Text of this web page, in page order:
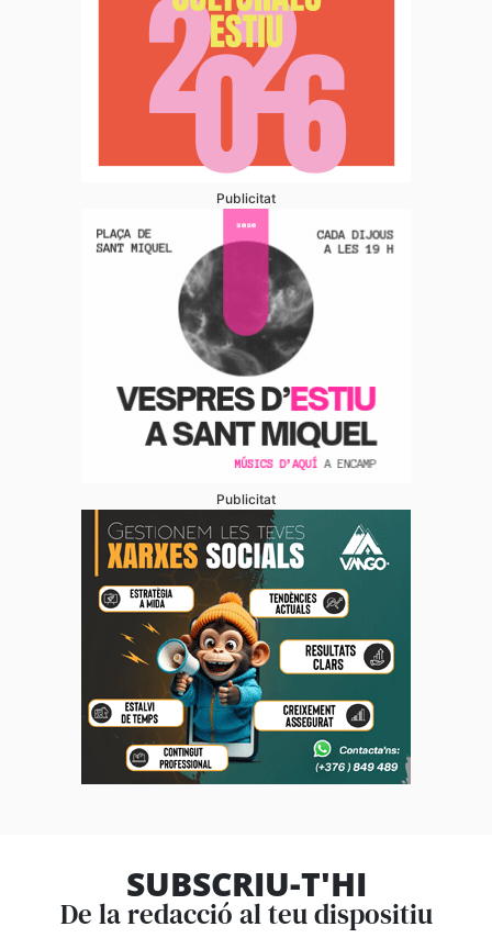
Publicitat
Publicitat
SUBSCRIU-T'HI
De la redacció al teu dispositiu